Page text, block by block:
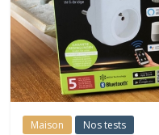
Maison Nos tests